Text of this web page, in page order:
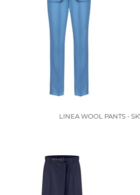
LINEA WOOL PANTS -